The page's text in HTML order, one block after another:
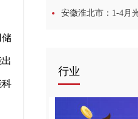
储
安徽淮北市：1-4月
行业